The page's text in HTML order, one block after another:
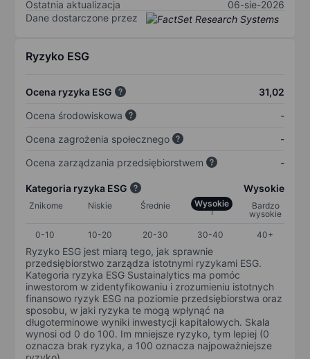
Ostatnia aktualizacja
06-sie-2026
Dane dostarczone przez
Ryzyko ESG
Ocena ryzyka ESG
31,02
Ocena środowiskowa
-
Ocena zagrożenia społecznego
-
Ocena zarządzania przedsiębiorstwem
-
Kategoria ryzyka ESG Wysokie
Znikome Niskie Średnie Wysokie
Bardzo
wysokie
0-10
10-20 20-30 30-40 40+
Ryzyko ESG jest miarą tego, jak sprawnie
przedsiębiorstwo zarządza istotnymi ryzykami ESG.
Kategoria ryzyka ESG Sustainalytics ma pomóc
inwestorom w zidentyfikowaniu i zrozumieniu istotnych
finansowo ryzyk ESG na poziomie przedsiębiorstwa oraz
sposobu, w jaki ryzyka te mogą wpłynąć na
długoterminowe wyniki inwestycji kapitałowych. Skala
wynosi od 0 do 100. Im mniejsze ryzyko, tym lepiej (0
oznacza brak ryzyka, a 100 oznacza najpoważniejsze